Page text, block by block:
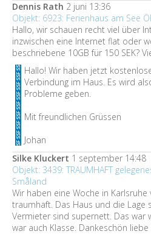
Dennis Rath 2 juni 13:36
Objekt: 6923: Ferienhaus am See
Hallo, wir schauen recht viel über
inzwischen eine Internet flat oder
beschriebene 10GB für 150 SEK?
Hallo! Wir haben jetzt
Verbindung im Haus. Es wird
Probleme geben.
Mit freundlichen Grüssen
Johan
Silke Kluckert 1 september 14:48
Objekt: 3439: TRAUMHAFT
Småland
Wir haben eine Woche in
traumhaft. Das Haus und die Lage
Vermieter sind supernett. Das war
war auch Klasse. Dankeschön liebe